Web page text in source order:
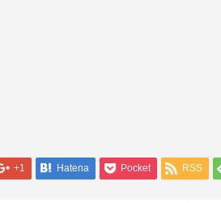
+1 Hatena Pocket RSS